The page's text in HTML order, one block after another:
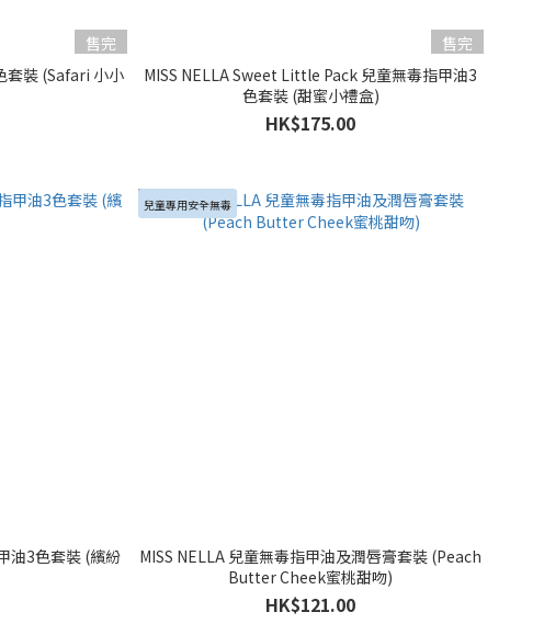
售完
套裝 (Safari 小小
售完
MISS NELLA Sweet Little Pack 兒童無毒指甲油3
色套裝 (甜蜜小禮盒)
HK$175.00
油3色套裝 (繽紛
兒童專用安全無毒
MISS NELLA 兒童無毒指甲油及潤唇膏套裝 (Peach
Butter Cheek蜜桃甜吻)
HK$121.00